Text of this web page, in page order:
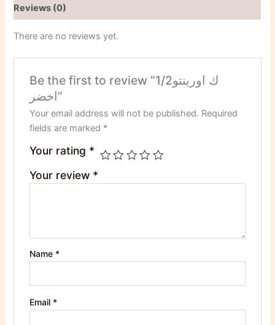
Reviews (0)
There are no reviews yet.
Be the first to review “1/2ك اورينتو
اخضر”
Your email address will not be published. Required
fields are marked *
Your rating *
Your review *
Name *
Email *